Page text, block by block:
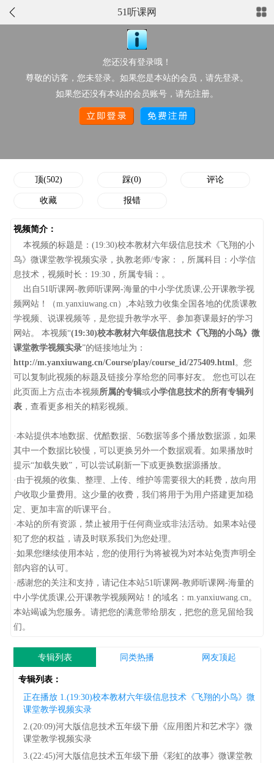
51听课网
您还没有登录哦！
尊敬的访客，您未登录。如果您是本站的会员，请先登录。
如果您还没有本站的会员账号，请先注册。
正在播放：(19:30)校本教材六年级信息技术《飞翔的小鸟》微课
点此上传配套资源
作者/执教老师：
点击次数：
2038
11-28 08:38:47 顶/踩次数： 502/0
顶(502) 踩(0) 评论
收藏 报错
视频简介：
本视频的标题是：(19:30)校本教材六年级信息技术《飞翔的小
鸟》微课堂教学视频实录，执教老师/专家：，所属科目：小学信
息技术，视频时长：19:30，所属专辑：。
出自51听课网-教师听课网-海量的中小学优质课,公开课教学视
频网站！（m.yanxiuwang.cn）,本站致力收集全国各地的优质课教
学视频、说课视频等，是您提升教学水平、参加赛课最好的学习
网站。 本视频“(19:30)校本教材六年级信息技术《飞翔的小鸟》微
课堂教学视频实录”的链接地址为：
http://m.yanxiuwang.cn/Course/play/course_id/275409.html。您
可以复制此视频的标题及链接分享给您的同事好友。 您也可以在
此页面上方点击本视频所属的专辑或小学信息技术的所有专辑列
表 ，查看更多相关的精彩视频。
·本站提供本地数据、优酷数据、56数据等多个播放数据源，如果
其中一个数据比较慢，可以更换另外一个数据观看。如果播放时
提示“加载失败”，可以尝试刷新一下或更换数据源播放。
·由于视频的收集、整理、上传、维护等需要很大的耗费，故向用
户收取少量费用。这少量的收费，我们将用于为用户搭建更加稳
定、更加丰富的听课平台。
·本站的所有资源，禁止被用于任何商业或非法活动。如果本站侵
犯了您的权益，请及时联系我们为您处理。
·如果您继续使用本站，您的使用行为将被视为对本站免责声明全
部内容的认可。
·感谢您的关注和支持，请记住本站51听课网-教师听课网-海量的
中小学优质课,公开课教学视频网站！的域名：m.yanxiuwang.cn。
本站竭诚为您服务。请把您的满意带给朋友，把您的意见留给我
们。
专辑列表 同类热播 网友顶起
专辑列表：
正在播放 1.(19:30)校本教材六年级信息技术《飞翔的小鸟》微
课堂教学视频实录
2.(20:09)河大版信息技术五年级下册《应用图片和艺术字》微
课堂教学视频实录
3.(22:45)河大版信息技术五年级下册《彩虹的故事》微课堂教